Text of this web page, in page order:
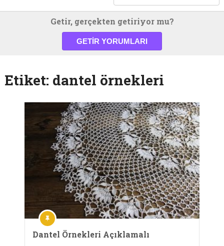
Getir, gerçekten getiriyor mu?
GETIR YORUMLARI
Etiket: dantel örnekleri
Dantel Örnekleri Açıklamalı